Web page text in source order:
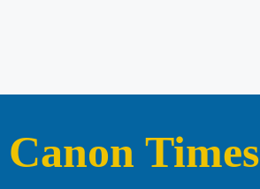
Canon Times